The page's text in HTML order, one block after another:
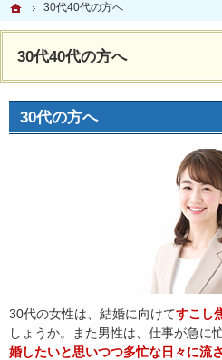
ホーム
30代40代の方へ
30代40代の方へ
30代の方へ
30代の女性は、結婚に向けてすこし
しょうか。また男性は、仕事が急に
婚したいと思いつつ多忙な日々に流
ホーム
30代40代の方へ